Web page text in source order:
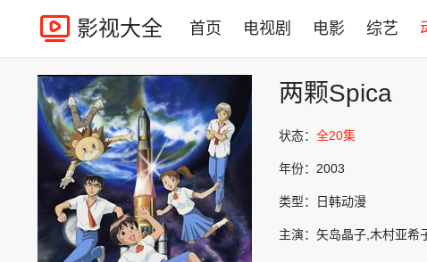
影视大全 首页 电视剧 电影 综艺
两颗Spica
状态： 全20集
年份： 2003
类型： 日韩动漫
主演： 矢岛晶子,木村亚希